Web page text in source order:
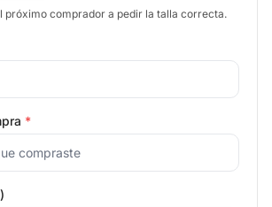
próximo comprador a pedir la talla correcta.
*